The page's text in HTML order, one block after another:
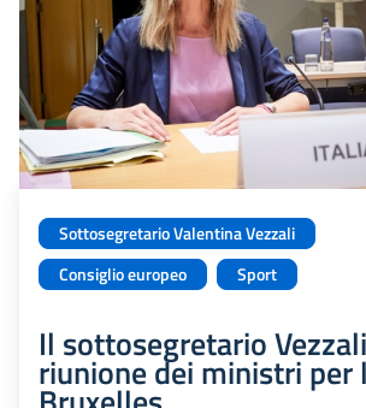
Sottosegretario Valentina Vezzali
Consiglio europeo
Sport
Il sottosegretario
riunione dei ministri per